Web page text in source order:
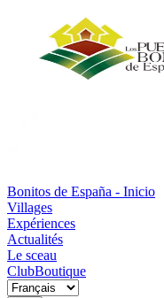
Bonitos de España - Inicio
Villages
Expériences
Actualités
Le sceau
ClubBoutique